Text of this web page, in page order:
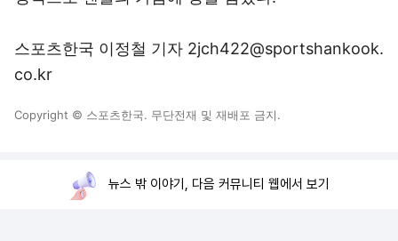
스포츠한국 이정철 기자 2jch422@sportshankook.
co.kr
Copyright © 스포츠한국. 무단전재 및 재배포 금지.
뉴스 밖 이야기, 다음 커뮤니티 웹에서 보기